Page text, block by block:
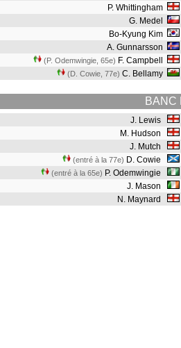
P. Whittingham
G. Medel
Bo-Kyung Kim
A. Gunnarsson
(P. Odemwingie, 65e) F. Campbell
(D. Cowie, 77e) C. Bellamy
BANC
J. Lewis
M. Hudson
J. Mutch
(entré à la 77e) D. Cowie
(entré à la 65e) P. Odemwingie
J. Mason
N. Maynard